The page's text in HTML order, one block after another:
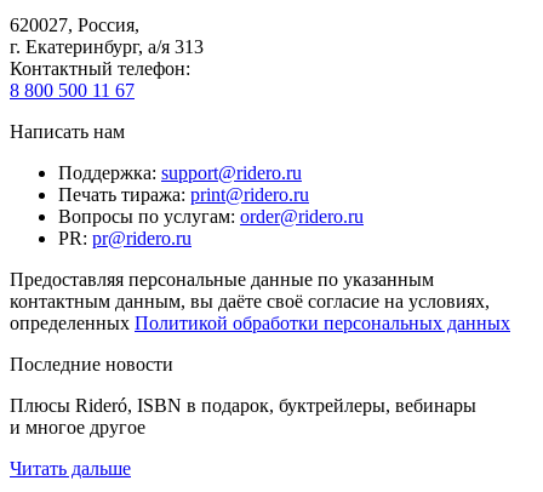
620027, Россия,
г. Екатеринбург, а/я 313
Контактный телефон:
8 800 500 11 67
Написать нам
Поддержка: support@ridero.ru
Печать тиража: print@ridero.ru
Вопросы по услугам: order@ridero.ru
PR: pr@ridero.ru
Предоставляя персональные данные по указанным
контактным данным, вы даёте своё согласие на условиях,
определенных Политикой обработки персональных данных
Последние новости
Плюсы Rideró, ISBN в подарок, буктрейлеры, вебинары
и многое другое
Читать дальше